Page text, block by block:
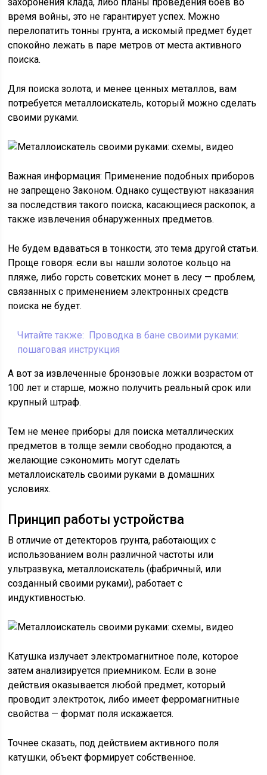
время войны, это не гарантирует успех. Можно
перелопатить тонны грунта, а искомый предмет будет
спокойно лежать в паре метров от места активного
поиска.
Для поиска золота, и менее ценных металлов, вам
потребуется металлоискатель, который можно сделать
своими руками.
Важная информация: Применение подобных приборов
не запрещено Законом. Однако существуют наказания
за последствия такого поиска, касающиеся раскопок, а
также извлечения обнаруженных предметов.
Не будем вдаваться в тонкости, это тема другой статьи.
Проще говоря: если вы нашли золотое кольцо на
пляже, либо горсть советских монет в лесу — проблем,
связанных с применением электронных средств
поиска не будет.
Читайте также: Проводка в бане своими руками:
пошаговая инструкция
А вот за извлеченные бронзовые ложки возрастом от
100 лет и старше, можно получить реальный срок или
крупный штраф.
Тем не менее приборы для поиска металлических
предметов в толще земли свободно продаются, а
желающие сэкономить могут сделать
металлоискатель своими руками в домашних
условиях.
Принцип работы устройства
В отличие от детекторов грунта, работающих с
использованием волн различной частоты или
ультразвука, металлоискатель (фабричный, или
созданный своими руками), работает с
индуктивностью.
Катушка излучает электромагнитное поле, которое
затем анализируется приемником. Если в зоне
действия оказывается любой предмет, который
проводит электроток, либо имеет ферромагнитные
свойства — формат поля искажается.
Точнее сказать, под действием активного поля
катушки, объект формирует собственное.